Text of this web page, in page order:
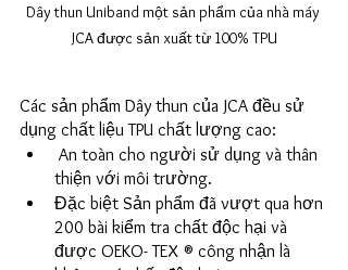
Dây thun Uniband một sản phẩm của nhà máy
JCA được sản xuất từ 100% TPU
Các sản phẩm Dây thun của JCA đều sử
dụng chất liệu TPU chất lượng cao:
thiện với môi trường.
Đặc biệt Sản phẩm đã vượt qua hơn
200 bài kiểm tra chất độc hại và
được OEKO- TEX ® công nhận là